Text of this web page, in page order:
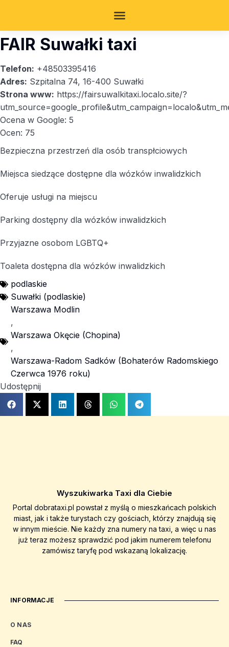
FAIR Suwałki taxi
Telefon: +48503395416
Adres: Szpitalna 74, 16-400 Suwałki
Strona www: https://fairsuwalkitaxi.localo.site/?
Ocena w Google: 5
Ocen: 75
Bezpieczna przestrzeń dla osób transpłciowych
Miejsca siedzące dostępne dla wózków inwalidzkich
Oferuje usługi na miejscu
Parking dostępny dla wózków inwalidzkich
Przyjazne osobom LGBTQ+
Toaleta dostępna dla wózków inwalidzkich
podlaskie
Suwałki (podlaskie)
Warszawa Modlin
,
Warszawa Okęcie (Chopina)
,
Warszawa-Radom Sadków (Bohaterów Radomskiego
Czerwca 1976 roku)
Udostępnij
Wyszukiwarka Taxi dla Ciebie
Portal dobrataxi.pl powstał z myślą o mieszkańcach polskich
miast, jak i także turystach czy gościach, którzy znajdują się
w innym mieście. Nie każdy zna numery na taxi, a więc u nas
już teraz możesz sprawdzić pod jakim numerem telefonu
zamówisz taryfę pod wskazaną lokalizację.
INFORMACJE
O NAS
FAQ